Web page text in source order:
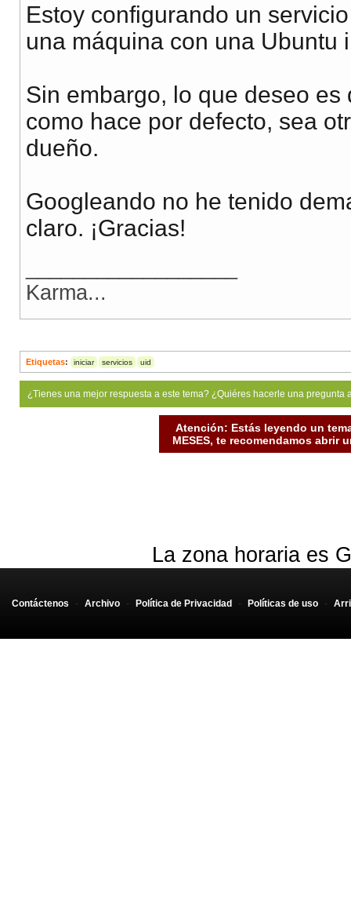
Estoy configurando un
una máquina con una Ubuntu
Sin embargo, lo que deseo
como hace por defecto, sea
dueño.
Googleando no he tenido
claro. ¡Gracias!
Karma...
Etiquetas: iniciar servicios uid
¿Tienes una mejor respuesta a este tema? ¿Quiéres hacerle una
Atención: Estás leyendo un
MESES, te recomendamos abrir
La zona horaria es
Contáctenos - Archivo - Política de Privacidad - Políticas de uso -